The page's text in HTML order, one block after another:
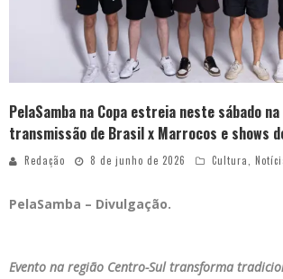
PelaSamba na Copa estreia neste sábado
transmissão de Brasil x Marrocos e shows
Redação 8 de junho de 2026 Cultura,
PelaSamba – Divulgação.
Evento na região Centro-Sul transforma